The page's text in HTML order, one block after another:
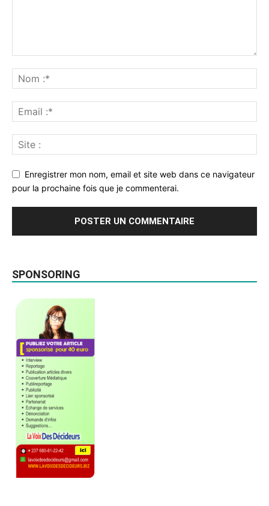
Enregistrer mon nom, email et site web dans ce navigateur
pour la prochaine fois que je commenterai.
SPONSORING